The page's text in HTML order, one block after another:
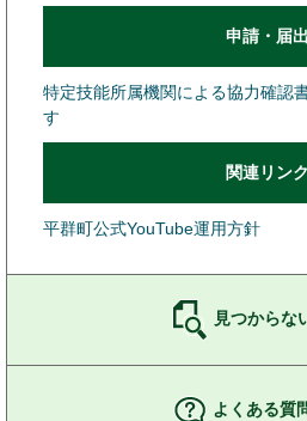
申請・届出
特定技能所属機関による協力確認
す
関連リンク
平群町公式YouTube運用方針
見つからな
よくある質